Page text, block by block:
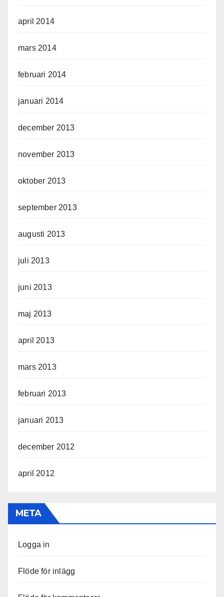
april 2014
mars 2014
februari 2014
januari 2014
december 2013
november 2013
oktober 2013
september 2013
augusti 2013
juli 2013
juni 2013
maj 2013
april 2013
mars 2013
februari 2013
januari 2013
december 2012
april 2012
META
Logga in
Flöde för inlägg